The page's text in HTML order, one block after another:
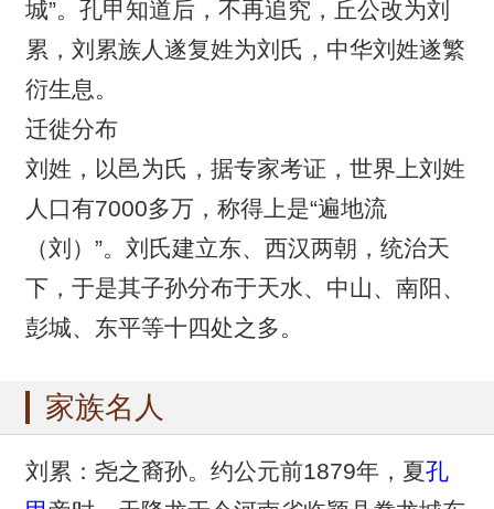
城”。孔甲知道后，不再追究，丘公改为刘
累，刘累族人遂复姓为刘氏，中华刘姓遂繁
衍生息。
迁徙分布
刘姓，以邑为氏，据专家考证，世界上刘姓
人口有7000多万，称得上是“遍地流
（刘）”。刘氏建立东、西汉两朝，统治天
下，于是其子孙分布于天水、中山、南阳、
彭城、东平等十四处之多。
家族名人
刘累：尧之裔孙。约公元前1879年，夏孔